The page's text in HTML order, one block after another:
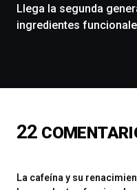
monólogos,
exposiciones,
conferencias,
de
16
Llega la segunda
ingredientes
22
La cafeína y su